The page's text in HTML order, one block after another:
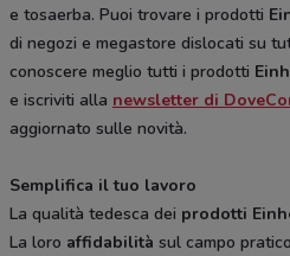
e tosaerba. Puoi trovare i prodotti
di negozi e megastore dislocati su
conoscere meglio tutti i prodotti
e iscriviti alla newsletter di
aggiornato sulle novità.
Semplifica il tuo lavoro
La qualità tedesca dei prodotti
La loro affidabilità sul campo